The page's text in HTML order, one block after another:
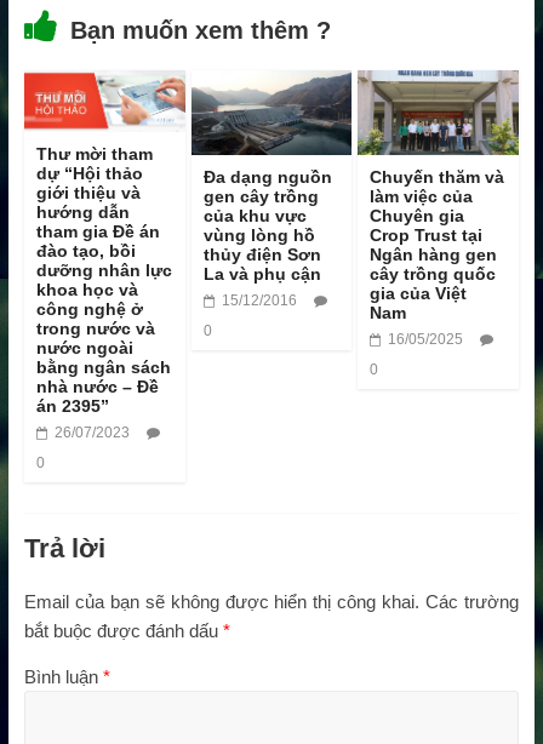
Bạn muốn xem thêm ?
Thư mời tham
dự “Hội thảo
giới thiệu và
hướng dẫn
tham gia Đề án
đào tạo, bồi
dưỡng nhân lực
khoa học và
công nghệ ở
trong nước và
nước ngoài
bằng ngân sách
nhà nước – Đề
án 2395”
26/07/2023
0
Đa dạng nguồn
gen cây trồng
của khu vực
vùng lòng hồ
thủy điện Sơn
La và phụ cận
15/12/2016
0
Chuyến thăm và
làm việc của
Chuyên gia
Crop Trust tại
Ngân hàng gen
cây trồng quốc
gia của Việt
Nam
16/05/2025
0
Trả lời
Email của bạn sẽ không được hiển thị công khai. Các trường
bắt buộc được đánh dấu *
Bình luận *